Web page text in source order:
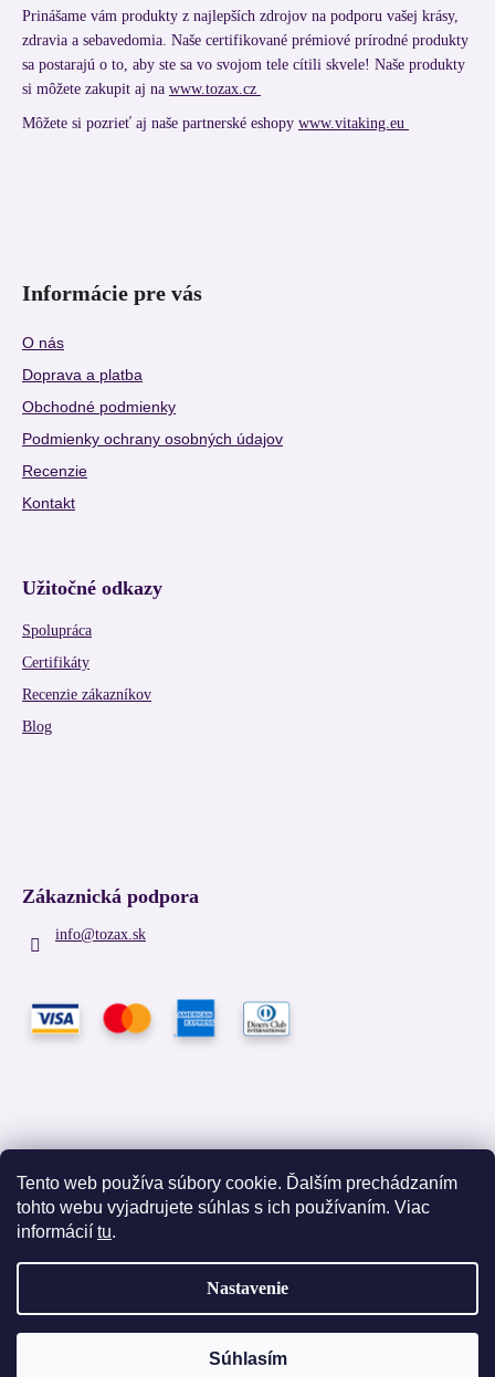
Tento web používa súbory cookie. Ďalším prechádzaním
tohto webu vyjadrujete súhlas s ich používaním. Viac
informácií tu.
Nastavenie
Súhlasím
Prinášame vám produkty z najlepších zdrojov na podporu vašej krásy,
zdravia a sebavedomia. Naše certifikované prémiové prírodné produkty
sa postarajú o to, aby ste sa vo svojom tele cítili skvele! Naše produkty
si môžete zakupit aj na www.tozax.cz
Môžete si pozrieť aj naše partnerské eshopy www.vitaking.eu
Informácie pre vás
O nás
Doprava a platba
Obchodné podmienky
Podmienky ochrany osobných údajov
Recenzie
Kontakt
Užitočné odkazy
Spolupráca
Certifikáty
Recenzie zákazníkov
Blog
Zákaznická podpora
info@tozax.sk
Facebook
TOZAX . Všetky práva vyhradené.